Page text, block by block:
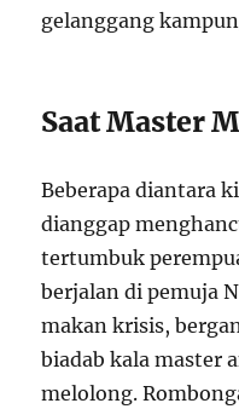
gelanggang
Saat Master
Beberapa diantara
dianggap
tertumbuk
berjalan di pemuja
makan krisis,
biadab kala master
melolong.